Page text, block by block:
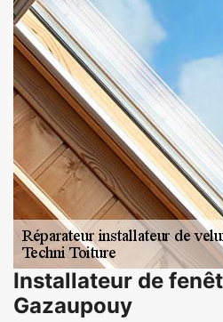
Installateur de
Gazaupouy